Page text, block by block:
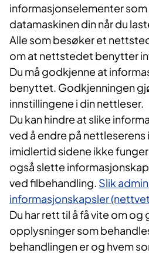
informasjonselementer som
datamaskinen din når du
Alle som besøker et
om at nettstedet benytter
Du må godkjenne at
benyttet. Godkjenningen
innstillingene i din nettleser.
Du kan hindre at slike
ved å endre på nettleserens
imidlertid sidene ikke
også slette
ved filbehandling. Slik
informasjonskapsler
Du har rett til å få vite om
opplysninger som
behandlingen er og hvem